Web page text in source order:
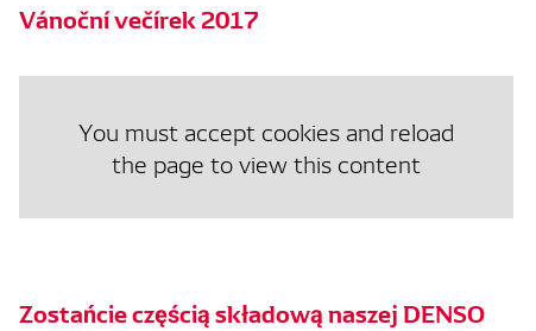
Vánoční večírek 2017
You must accept cookies and reload
the page to view this content
Zostańcie częścią składową naszej DENSO